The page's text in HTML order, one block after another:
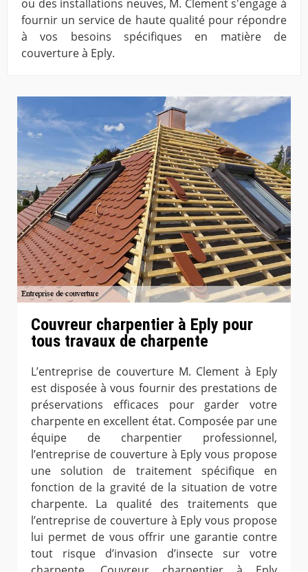
ou des installations neuves, M. Clement s'engage à
fournir un service de haute qualité pour répondre
à vos besoins spécifiques en matière de
couverture à Eply.
Couvreur charpentier à Eply pour
tous travaux de charpente
L’entreprise de couverture M. Clement à Eply
est disposée à vous fournir des prestations de
préservations efficaces pour garder votre
charpente en excellent état. Composée par une
équipe de charpentier professionnel,
l’entreprise de couverture à Eply vous propose
une solution de traitement spécifique en
fonction de la gravité de la situation de votre
charpente. La qualité des traitements que
l’entreprise de couverture à Eply vous propose
lui permet de vous offrir une garantie contre
tout risque d’invasion d’insecte sur votre